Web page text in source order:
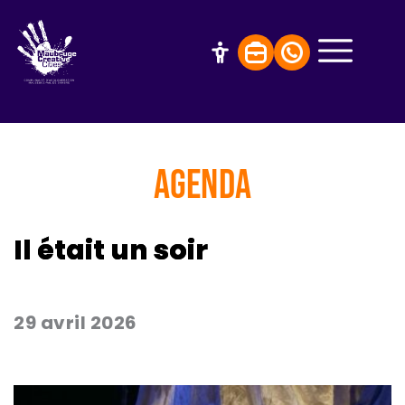
AGENDA
Il était un soir
29 avril 2026